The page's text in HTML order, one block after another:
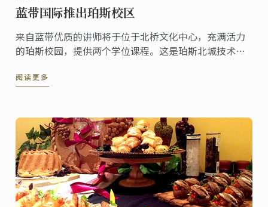
蓝带国际推出珀斯校区
来自蓝带优质的讲师将于位于北桥文化中心，充满活力
的珀斯校园，提供两个学位课程。这是珀斯北城技术学
化中心。该中心拥有一流的教学和学生设备，包含健身
阅读更多